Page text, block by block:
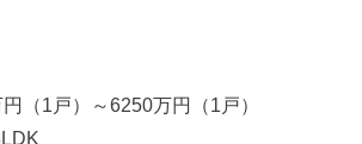
（1戸）～6250万円（1戸）